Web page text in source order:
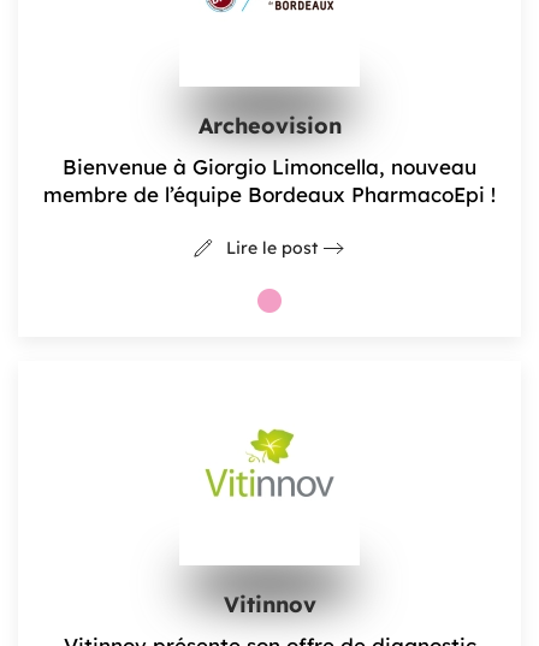
Archeovision
Bienvenue à Giorgio Limoncella, nouveau
membre de l’équipe Bordeaux PharmacoEpi !
Lire le post
Vitinnov